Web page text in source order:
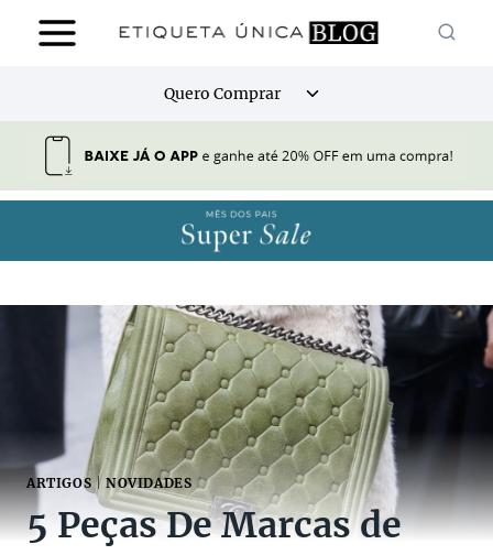
para
Quero Comprar
Alternar
ARTIGOS|NOVIDADES
5 Peças De Marcas de